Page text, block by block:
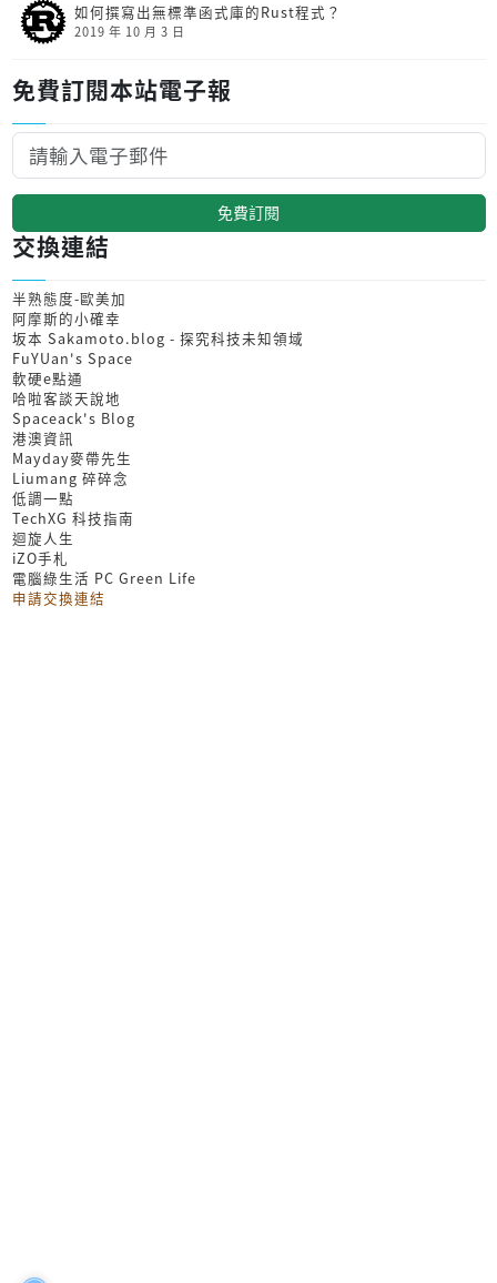
如何撰寫出無標準函式庫的Rust程式？
2019 年 10 月 3 日
免費訂閱本站電子報
免費訂閱
交換連結
半熟態度-歐美加
阿摩斯的小確幸
坂本 Sakamoto.blog - 探究科技未知領域
FuYUan's Space
軟硬e點通
哈啦客談天說地
Spaceack's Blog
港澳資訊
Mayday麥帶先生
Liumang 碎碎念
低調一點
TechXG 科技指南
迴旋人生
iZO手札
電腦綠生活 PC Green Life
申請交換連結